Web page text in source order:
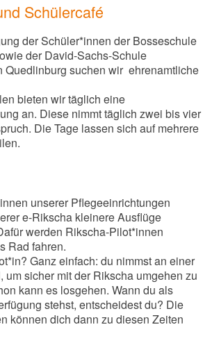
Schülercafé
der Schüler*innen der Bosseschule
der David-Sachs-Schule
Quedlinburg suchen wir ehrenamtliche
bieten wir täglich eine
an. Diese nimmt täglich zwei bis vier
Die Tage lassen sich auf mehrere
unserer Pflegeeinrichtungen
e-Rikscha kleinere Ausflüge
werden Rikscha-Pilot*innen
Rad fahren.
Ganz einfach: du nimmst an einer
um sicher mit der Rikscha umgehen zu
kann es losgehen. Wann du als
stehst, entscheidest du? Die
können dich dann zu diesen Zeiten